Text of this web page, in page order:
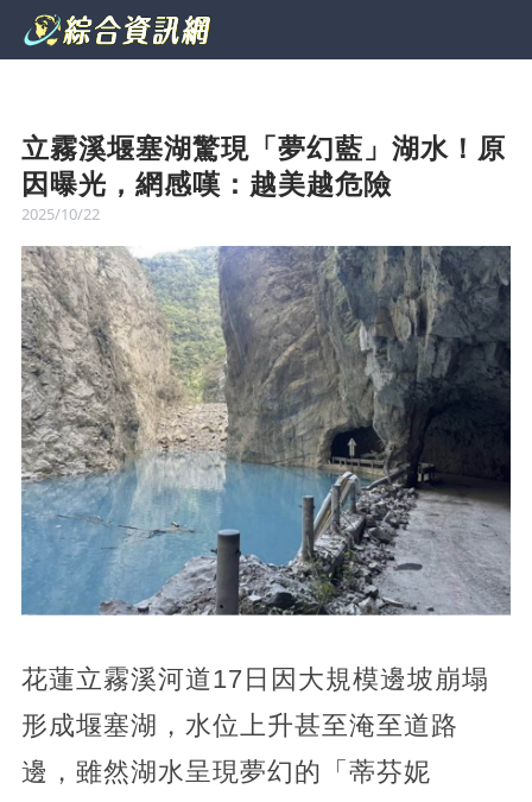
立霧溪堰塞湖驚現「夢幻藍」湖水！原
因曝光，網感嘆：越美越危險
2025/10/22
花蓮立霧溪河道17日因大規模邊坡崩塌
形成堰塞湖，水位上升甚至淹至道路
邊，雖然湖水呈現夢幻的「蒂芬妮